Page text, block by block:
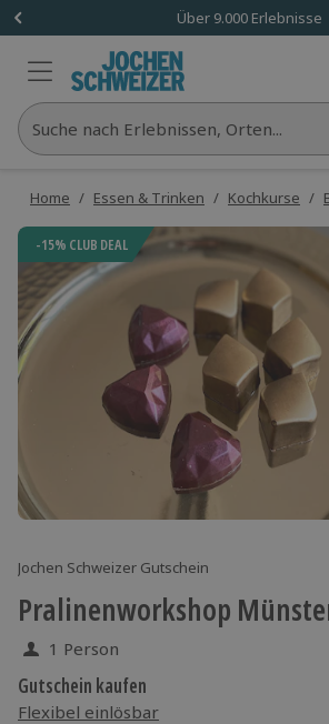
Über 9.000 Erlebnisse
Suche nach Erlebnissen, Orten...
Home / Essen & Trinken / Kochkurse /
-15% CLUB DEAL
Jochen Schweizer Gutschein
Pralinenworkshop
1 Person
Gutschein kaufen
Flexibel einlösbar